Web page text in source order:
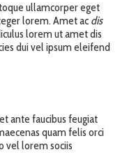
ullamcorper eget
lorem. Amet ac dis
lorem ut amet dis
dui vel ipsum eleifend
ante faucibus feugiat
quam felis orci
vel lorem sociis